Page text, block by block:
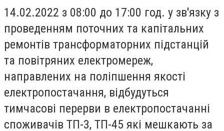
14.02.2022 з 08:00 до 17:00 год. у зв'язку з
проведенням поточних та капітальних
ремонтів трансформаторних підстанцій
та повітряних електромереж,
направлених на поліпшення якості
електропостачання, відбудуться
тимчасові перерви в електропостачанні
споживачів ТП-3, ТП-45 які мешкають за